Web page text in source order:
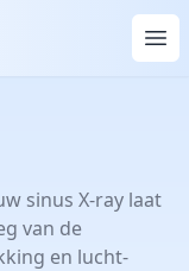
sinus X-ray laat
van de
en lucht-